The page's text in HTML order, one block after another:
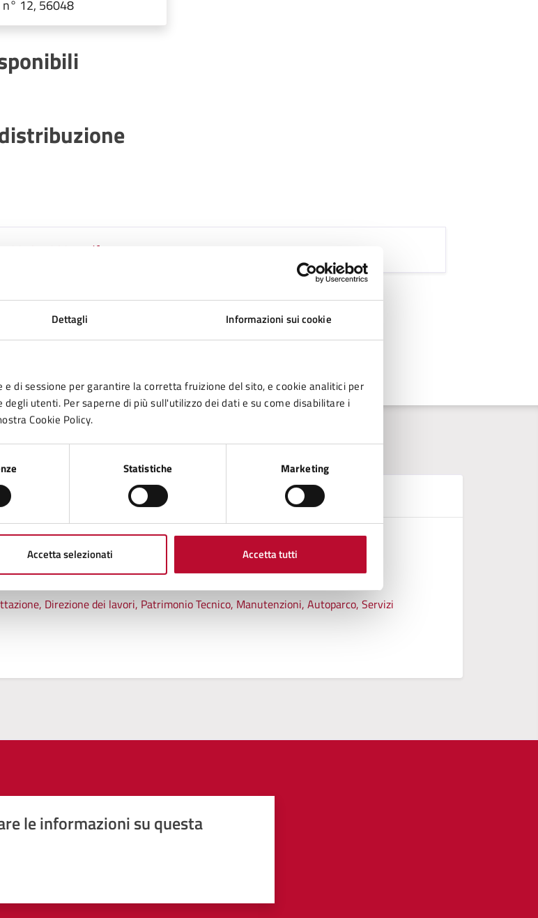
Dettagli Informazioni sui cookie
di sessione per garantire la corretta fruizione del sito, e cookie analitici per
utenti. Per saperne di più sull'utilizzo dei dati e su come disabilitare i
Cookie Policy.
Statistiche Marketing
Accetta selezionati Accetta tutti
n° 12, 56048
04-2024 .pdf
correlati
Direzione dei lavori, Patrimonio Tecnico, Manutenzioni, Autoparco, Servizi
le informazioni su questa